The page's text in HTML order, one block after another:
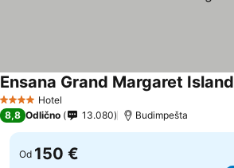
4 ZvezdiceHotel
Ensana Grand Margaret Island
8,8 Odlično 13.080 Budimpešta
Od 150 €